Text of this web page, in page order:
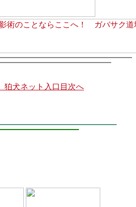
狛犬ネット入口目次へ